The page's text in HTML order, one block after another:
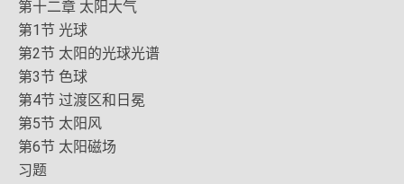
第十二章 太阳大气
第1节 光球
第2节 太阳的光球光谱
第3节 色球
第4节 过渡区和日冕
第5节 太阳风
第6节 太阳磁场
习题